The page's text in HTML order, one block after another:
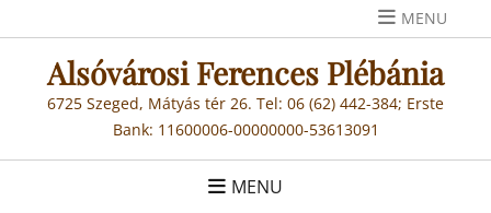
to
content
MENU
Alsóvárosi Ferences Plébánia
6725 Szeged, Mátyás tér 26. Tel: 06 (62) 442-384; Erste
Bank: 11600006-00000000-53613091
MENU